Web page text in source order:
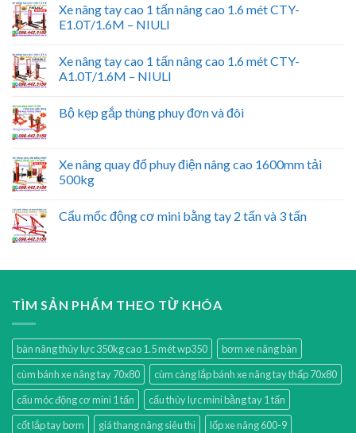
Xe nâng tay cao 1 tấn nâng cao 1.6 mét CTY-
E1.0T/1.6M – NIULI
Xe nâng tay cao 1 tấn nâng cao 1.6 mét CTY-
A1.0T/1.6M – NIULI
Bộ kẹp gắp thùng phuy đơn và đôi
Xe nâng quay đổ phuy điện nâng cao 1600mm tải
500kg
Cẩu mốc động cơ mini bằng tay 2 tấn và 3 tấn
TÌM SẢN PHẨM THEO TỪ KHÓA
bàn nâng thủy lực 350kg cao 1.5 mét wp350
bơm xe nâng bàn
cùm bánh xe nâng tay 70x80
cùm càng lắp bánh xe nâng tay thấp 70x80
cẩu móc động cơ mini 1 tấn
cẩu thủy lực mini bằng tay 1 tấn
cốt lắp tay bơm
giá thang nâng siêu thị
lốp xe nâng 600-9